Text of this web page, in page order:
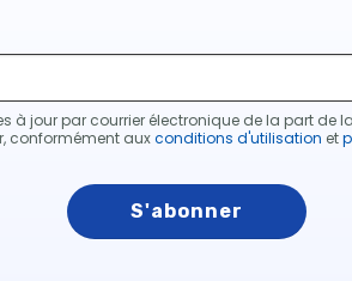
à jour par courrier électronique de la part de
conformément auxconditions d'utilisation et